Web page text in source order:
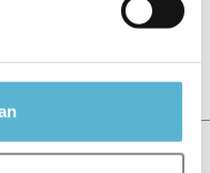
dit product..